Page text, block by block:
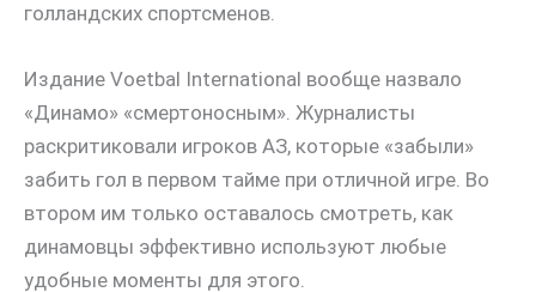
голландских спортсменов.
Издание Voetbal International вообще назвало
«Динамо» «смертоносным». Журналисты
раскритиковали игроков АЗ, которые «забыли»
забить гол в первом тайме при отличной игре. Во
втором им только оставалось смотреть, как
динамовцы эффективно используют любые
удобные моменты для этого.